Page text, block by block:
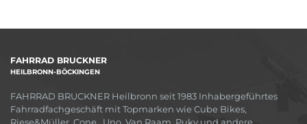
FAHRRAD BRUCKNER
HEILBRONN-BÖCKINGEN
FAHRRAD BRUCKNER Heilbronn seit 1983 Inhabergeführtes
Fahrradfachgeschäft mit Topmarken wie Cube Bikes,
Riese&Müller, Cone , Uno, Van Raam, Puky und andere.